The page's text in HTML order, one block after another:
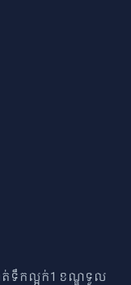
ត់ទឹកល្អក់1 ខណ្ឌទួល​